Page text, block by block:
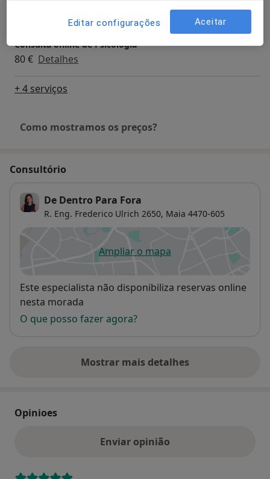
Consulta online de Psicologia
80 € Detalhes
+ 4 serviços
Como mostramos os preços?
Consultório
De Dentro Para Fora
R. Eng. Frederico Ulrich 2650, Maia 4470-605
Ampliar o mapaabre num novo separador
Disponibilidade
Este especialista não disponibiliza reservas online
nesta morada
O que posso fazer agora?
Mostrar mais detalhes
sobre o endereço
Opinioes
Enviar opinião
Editar configurações Aceitar